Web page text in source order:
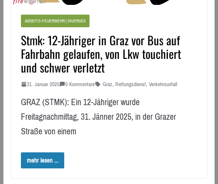
ABSEITS-FEUERWEHR | DIVERSES
Stmk: 12-Jähriger in Graz vor Bus auf
Fahrbahn gelaufen, von Lkw touchiert
und schwer verletzt
31. Januar 2025 0 Kommentare Graz, Rettungsdienst, Verkehrsunfall
GRAZ (STMK): Ein 12-Jähriger wurde
Freitagnachmittag, 31. Jänner 2025, in der Grazer
Straße von einem
mehr lesen ...